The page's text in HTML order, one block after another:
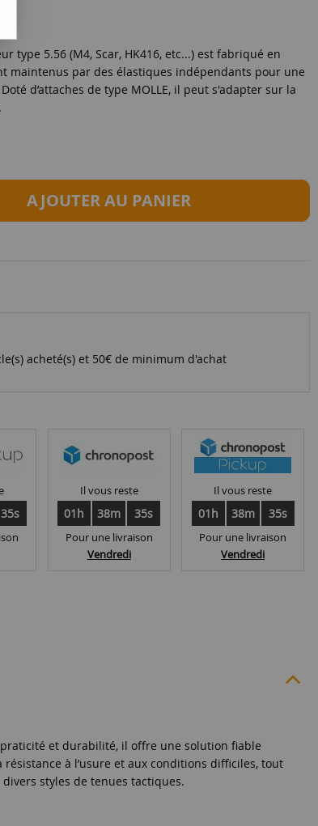
type 5.56 (M4, Scar, HK416, etc...) est fabriqué en
maintenus par des élastiques indépendants pour une
d’attaches de type MOLLE, il peut s'adapter sur la
AJOUTER AU PANIER
acheté(s) et 50€ de minimum d'achat
34s
Il vous reste
01h 38m 34s
Pour une livraison
Vendredi
Il vous reste
01h 38m 34s
Pour une livraison
Vendredi
et durabilité, il offre une solution fiable
à l’usure et aux conditions difficiles, tout
styles de tenues tactiques.